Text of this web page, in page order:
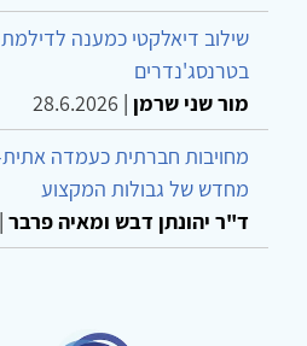
שילוב דיאלקטי כמענה
בטרנסג'נדרים
מור שני שרמן |
28.6.2026
מחויבות חברתית כעמדה
מחדש של גבולות המקצוע
ד"ר יהונתן דבש ומאיה פרבר |